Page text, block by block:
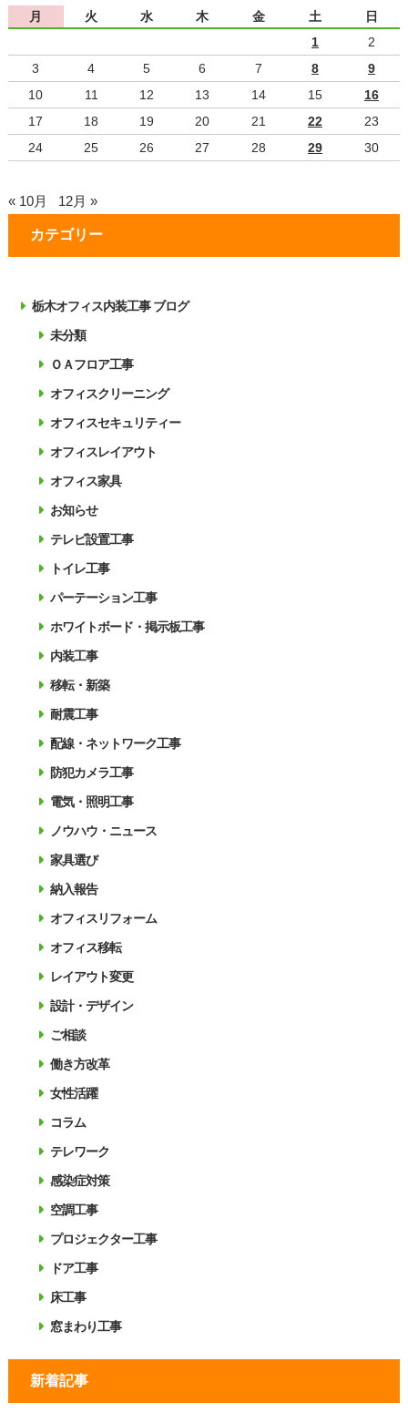
月 火 水 木 金 土
日
1
2
3
4 5 6 7 8
9
10
11 12 13 14 15
16
17
18 19 20 21 22
23
24
25 26 27 28 29 30
« 10月 12月 »
カテゴリー
栃木オフィス内装工事 ブログ
未分類
ＯＡフロア工事
オフィスクリーニング
オフィスセキュリティー
オフィスレイアウト
オフィス家具
お知らせ
テレビ設置工事
トイレ工事
パーテーション工事
ホワイトボード・掲示板工事
内装工事
移転・新築
耐震工事
配線・ネットワーク工事
防犯カメラ工事
電気・照明工事
ノウハウ・ニュース
家具選び
納入報告
オフィスリフォーム
オフィス移転
レイアウト変更
設計・デザイン
ご相談
働き方改革
女性活躍
コラム
テレワーク
感染症対策
空調工事
プロジェクター工事
ドア工事
床工事
窓まわり工事
新着記事